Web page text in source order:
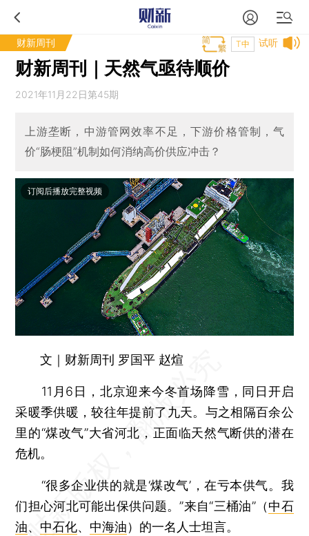
财新周刊 试听
T中
财新周刊｜天然气亟待顺价
2021年11月22日第45期
上游垄断，中游管网效率不足，下游价格管制，气
价“肠梗阻”机制如何消纳高价供应冲击？
订阅后播放完整视频
文｜财新周刊 罗国平 赵煊
11月6日，北京迎来今冬首场降雪，同日开启
采暖季供暖，较往年提前了九天。与之相隔百余公
里的“煤改气”大省河北，正面临天然气断供的潜在
危机。
“很多企业供的就是‘煤改气’，在亏本供气。我
们担心河北可能出保供问题。”来自“三桶油”（中石
油、 中石化、 中海油）的一名人士坦言。